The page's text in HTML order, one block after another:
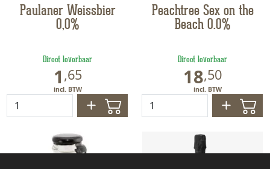
Paulaner Weissbier
0,0%
1 ,65
Direct leverbaar
Peachtree Sex on the
Beach 0.0%
18,50
Direct leverbaar